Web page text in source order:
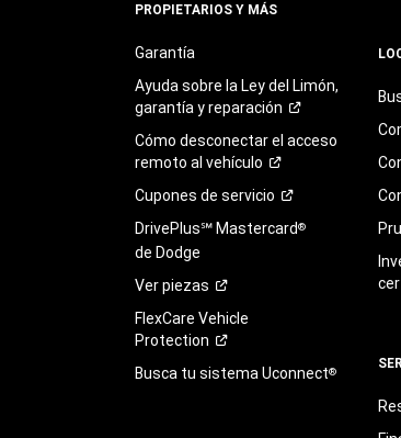
PROPIETARIOS Y MÁS
Garantía
Ayuda sobre la Ley del Limón,
garantía yreparación
Cómo desconectar el acceso
remoto al vehículo
Cupones de servicio
DrivePlus℠ Mastercard®
de Dodge
Verpiezas
FlexCare Vehicle
Protection
Busca tu sistema Uconnect®